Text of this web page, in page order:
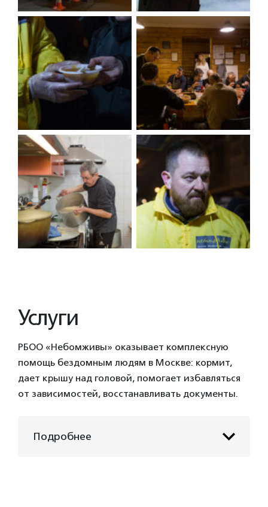
Услуги
РБОО «Небомживы» оказывает комплексную
помощь бездомным людям в Москве: кормит,
дает крышу над головой, помогает избавляться
от зависимостей, восстанавливать документы.
Подробнее